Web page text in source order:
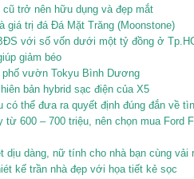
cũ trở nên hữu dụng và đẹp mắt
giá trị đá Đá Mặt Trăng (Moonstone)
với số vốn dưới một tỷ đồng ở
giảm béo
phố vườn Tokyu Bình Dương
bản hybrid sạc điện của X5
có thể đưa ra quyết định đúng đắn về
từ 600 – 700 triệu, nên chọn mua Ford
dịu dàng, nữ tính cho nhà bạn cùng vải
kế trần nhà đẹp với họa tiết kẻ sọc